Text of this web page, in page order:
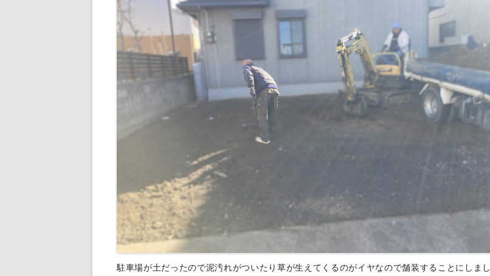
駐車場が土だったので泥汚れがついたり草が生えてくるのがイヤなので舗装することにしまし